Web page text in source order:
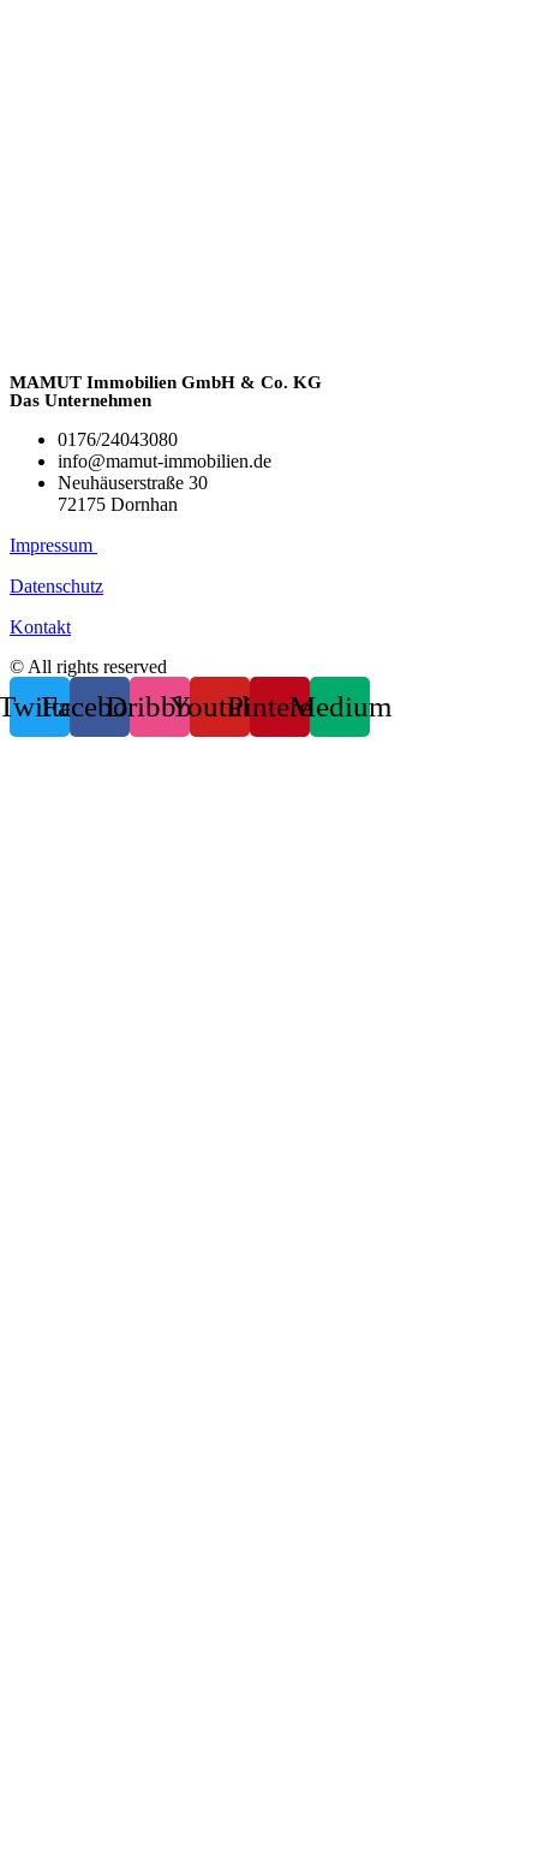
MAMUT Immobilien GmbH & Co. KG
Das Unternehmen
0176/24043080
info@mamut-immobilien.de
Neuhäuserstraße 30
72175 Dornhan
Impressum
Datenschutz
Kontakt
© All rights reserved
FacebookDribbbleYoutubePinterestMedium